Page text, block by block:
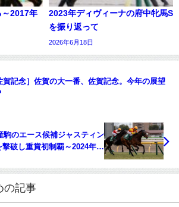
～2017年
2023年ディヴィーナの府中牝馬S
を振り返って
2026年6月18日
賀記念］佐賀の大一番、佐賀記念。今年の展望
駒のエース候補ジャスティン
撃破し重賞初制覇～2024年・
の記事